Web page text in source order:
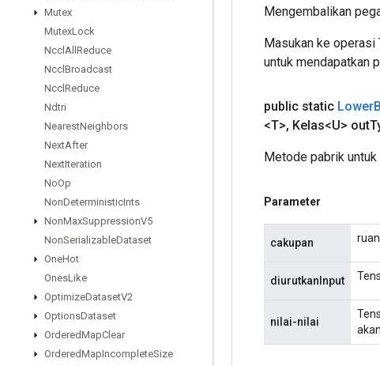
Mutex
MutexLock
Nccl All Reduce
Nccl Broadcast
Nccl Reduce
Ndtri
NearestNeighbors
NextAfter
NextIteration
NoOp
NonDeterministicInts
NonMaxSuppressionV5
NonSerializableDataset
OneHot
OnesLike
OptimizeDatasetV2
OptionsDataset
OrderedMapClear
OrderedMapIncompleteSize
Mengembalikan
Masukan ke operasi
untuk mendapatkan
public static Lower
<T>, Kelas<U> out
Metode pabrik
Parameter
cakupan
diurutkanInput
nilai-nilai